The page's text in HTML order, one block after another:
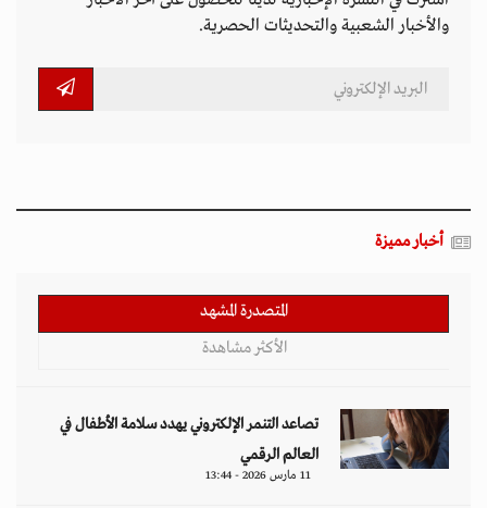
والأخبار الشعبية والتحديثات الحصرية.
أخبار مميزة
المتصدرة المشهد
الأكثر مشاهدة
تصاعد التنمر الإلكتروني يهدد سلامة الأطفال في
العالم الرقمي
11 مارس 2026 - 13:44